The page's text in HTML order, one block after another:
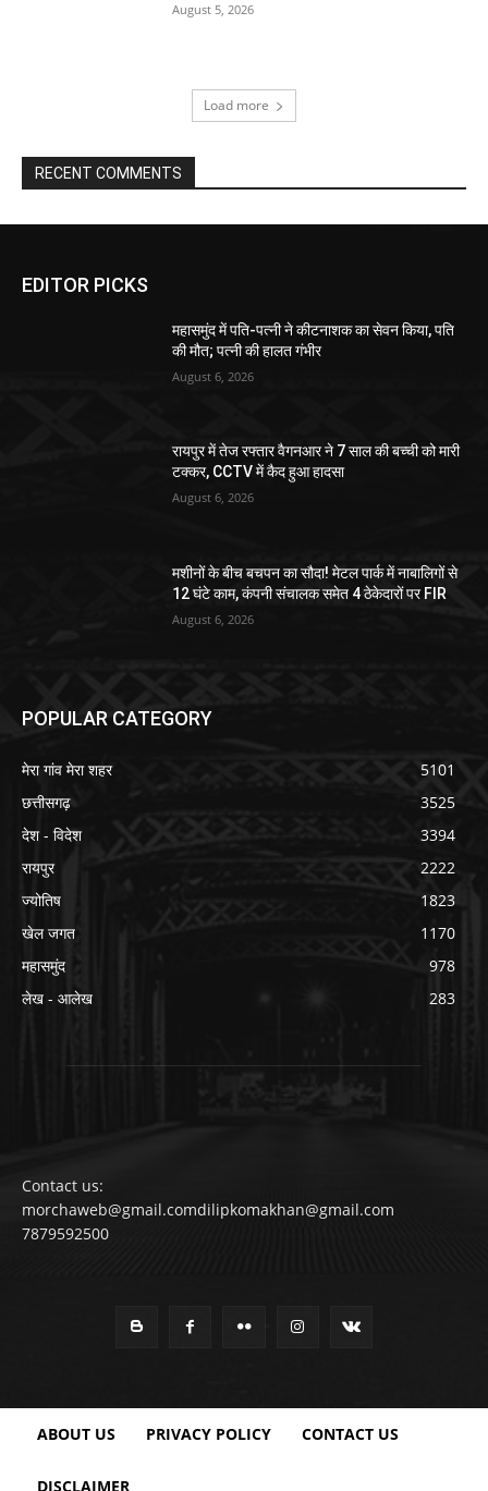
August 5, 2026
Load more
RECENT COMMENTS
EDITOR PICKS
महासमुंद में पति-पत्नी ने कीटनाशक का सेवन किया, पति
की मौत; पत्नी की हालत गंभीर
August 6, 2026
रायपुर में तेज रफ्तार वैगनआर ने 7 साल की बच्ची को मारी
टक्कर, CCTV में कैद हुआ हादसा
August 6, 2026
मशीनों के बीच बचपन का सौदा! मेटल पार्क में नाबालिगों से
12 घंटे काम, कंपनी संचालक समेत 4 ठेकेदारों पर FIR
August 6, 2026
POPULAR CATEGORY
मेरा गांव मेरा शहर
5101
छत्तीसगढ़
3525
देश - विदेश
3394
रायपुर
2222
ज्योतिष
1823
खेल जगत
1170
महासमुंद
978
लेख - आलेख
283
Contact us:
morchaweb@gmail.comdilipkomakhan@gmail.com
7879592500
ABOUT US PRIVACY POLICY CONTACT US
DISCLAIMER